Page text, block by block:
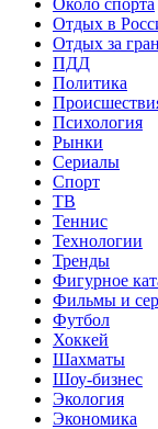
Отдых в
Отдых за
ПДД
Политика
Психология
Рынки
Сериалы
Спорт
ТВ
Теннис
Технологии
Тренды
Фигурное
Фильмы и
Футбол
Хоккей
Шахматы
Шоу-бизнес
Экология
Экономика